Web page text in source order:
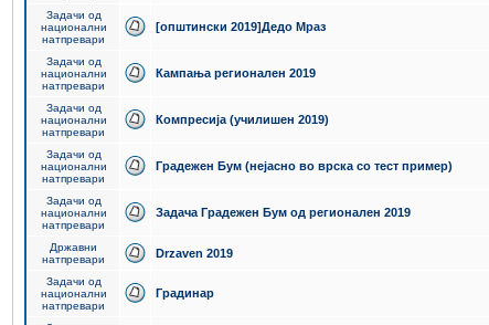
Задачи од
национални
натпревари
[општински 2019]Дедо Мраз
Задачи од
национални
натпревари
Кампања регионален 2019
Задачи од
национални
натпревари
Компресија (училишен 2019)
Задачи од
национални
натпревари
Градежен Бум (нејасно во врска со тест пример)
Задачи од
национални
натпревари
Задача Градежен Бум од регионален 2019
Државни
натпревари
Drzaven 2019
Задачи од
национални
натпревари
Градинар